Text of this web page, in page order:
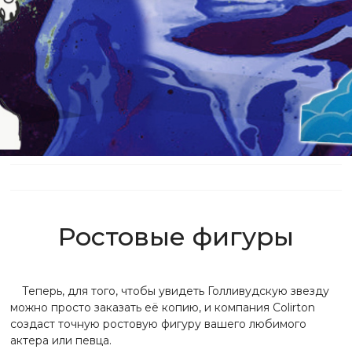
Ростовые фигуры
Теперь, для того, чтобы увидеть Голливудскую звезду
можно просто заказать её копию, и компания Colirton
создаст точную ростовую фигуру вашего любимого
актера или певца.